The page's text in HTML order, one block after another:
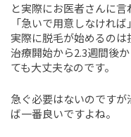
と実際にお医者さんに
「急いで用意しなけれ
実際に脱毛が始めるのは
治療開始から2.3週間後
ても大丈夫なのです。
急ぐ必要はないのです
ば一番良いですよね。